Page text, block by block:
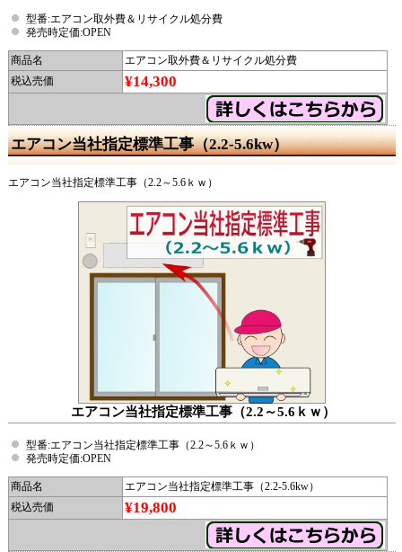
型番:エアコン取外費＆リサイクル処分費
発売時定価:OPEN
商品名
エアコン取外費＆リサイクル処分費
税込売価
¥14,300
エアコン当社指定標準工事（2.2-5.6kw）
エアコン当社指定標準工事（2.2～5.6ｋｗ）
エアコン当社指定標準工事（2.2～5.6ｋｗ）
型番:エアコン当社指定標準工事（2.2～5.6ｋｗ）
発売時定価:OPEN
商品名
エアコン当社指定標準工事（2.2-5.6kw）
税込売価
¥19,800